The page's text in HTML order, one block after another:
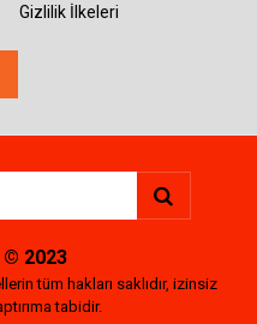
Gizlilik İlkeleri
2023
tüm hakları saklıdır, izinsiz
tabidir.